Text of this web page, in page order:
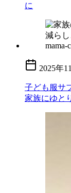
に
2025年
子ども服サ
家族にゆと